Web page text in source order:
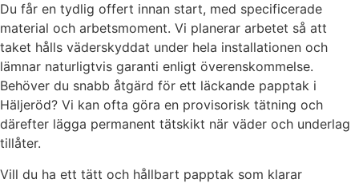
Du får en tydlig offert innan start, med specificerade
material och arbetsmoment. Vi planerar arbetet så att
taket hålls väderskyddat under hela installationen och
lämnar naturligtvis garanti enligt överenskommelse.
Behöver du snabb åtgärd för ett läckande papptak i
Häljeröd? Vi kan ofta göra en provisorisk tätning och
därefter lägga permanent tätskikt när väder och underlag
tillåter.
Vill du ha ett tätt och hållbart papptak som klarar